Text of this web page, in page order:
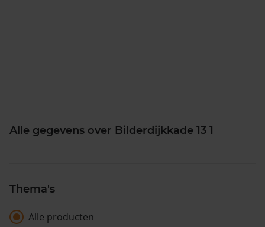
Alle gegevens over Bilderdijkkade 13 1
Thema's
Alle producten